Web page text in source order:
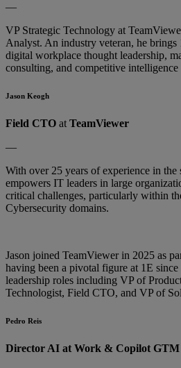
—
VP Strategic Technology at
Analyst. An industry veteran, he brings
digital workplace thought leadership,
consulting, and competitive intelligence
Jason Keogh
Field CTO atTeamViewer
—
With over 25 years of experience in the
empowers IT leaders in large
critical challenges, particularly within
Cybersecurity domains.
Jason joined TeamViewer in 2025 as
having been a pivotal figure at 1E
leadership roles including VP of
Technologist, Field CTO, and VP of
Pedro Reis
Director AI at Work & Copilot GTM